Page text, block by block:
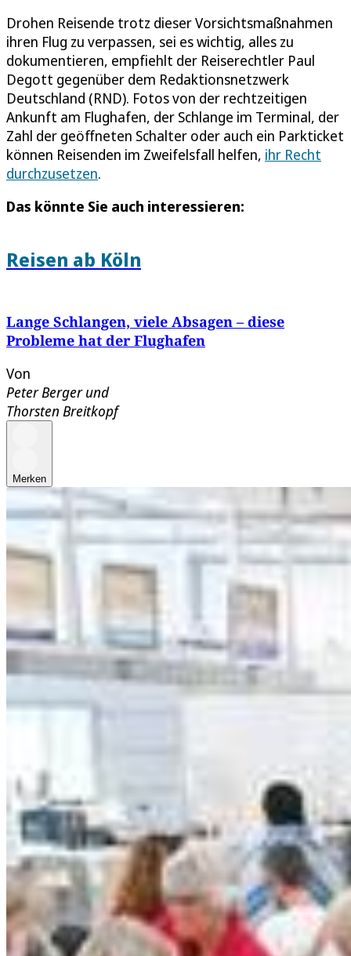
Drohen Reisende trotz dieser Vorsichtsmaßnahmen
ihren Flug zu verpassen, sei es wichtig, alles zu
dokumentieren, empfiehlt der Reiserechtler Paul
Degott gegenüber dem Redaktionsnetzwerk
Deutschland (RND). Fotos von der rechtzeitigen
Ankunft am Flughafen, der Schlange im Terminal, der
Zahl der geöffneten Schalter oder auch ein Parkticket
können Reisenden im Zweifelsfall helfen, ihr Recht
durchzusetzen.
Das könnte Sie auch interessieren:
Reisen ab Köln
Lange Schlangen, viele Absagen – diese
Probleme hat der Flughafen
Von
Peter Bergerund
Thorsten Breitkopf
Merken